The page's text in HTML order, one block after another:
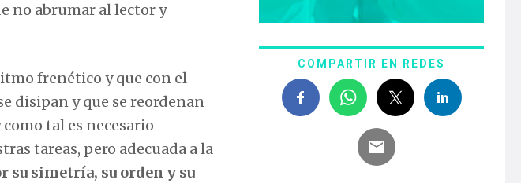
no abrumar al lector y
frenético y que con el
disipan y que se reordenan
tal es necesario
tareas, pero adecuada a la
su simetría, su orden y su
COMPARTIR EN REDES